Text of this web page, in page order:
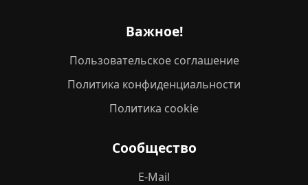
Важное!
Пользовательское соглашение
Политика конфиденциальности
Политика cookie
Сообщество
E-Mail